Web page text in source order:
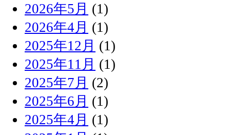
2026年5月 (1)
2026年4月 (1)
2025年12月 (1)
2025年11月 (1)
2025年7月 (2)
2025年6月 (1)
2025年4月 (1)